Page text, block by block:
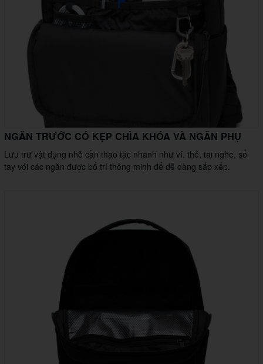
NGĂN TRƯỚC CÓ KẸP CHÌA KHÓA VÀ NGĂN PHỤ
Lưu trữ vật dụng nhỏ cần thao tác nhanh như ví, thẻ, tai nghe, sổ
tay với các ngăn được bố trí thông minh để dễ dàng sắp xếp.